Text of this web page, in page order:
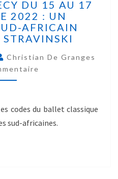
DU 15 AU 17
2022 : UN
AFRICAIN
STRAVINSKI
Christian De Granges
codes du ballet classique
sud-africaines.